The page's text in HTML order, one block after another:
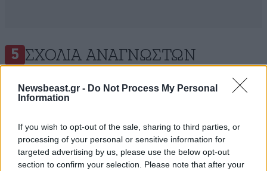
Newsbeast.gr - Do Not Process My Personal
Information
If you wish to opt-out of the sale, sharing to third parties, or
processing of your personal or sensitive information for
targeted advertising by us, please use the below opt-out
section to confirm your selection. Please note that after your
5 ΣΧΌΛΙΑ ΑΝΑΓΝΩΣΤΏΝ
ΠΡΟΣΘΕΣΤΕ ΤΟ ΣΧΟΛΙΟ ΣΑΣ